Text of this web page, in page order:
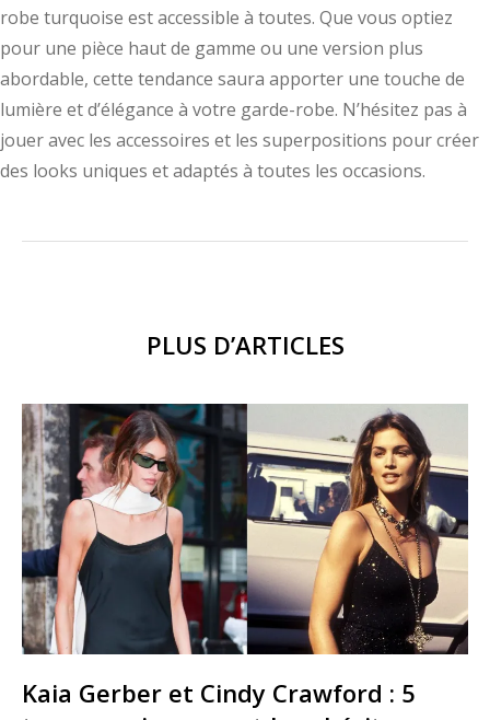
robe turquoise est accessible à toutes. Que vous optiez
pour une pièce haut de gamme ou une version plus
abordable, cette tendance saura apporter une touche de
lumière et d’élégance à votre garde-robe. N’hésitez pas à
jouer avec les accessoires et les superpositions pour créer
des looks uniques et adaptés à toutes les occasions.
PLUS D’ARTICLES
Kaia Gerber et Cindy Crawford : 5